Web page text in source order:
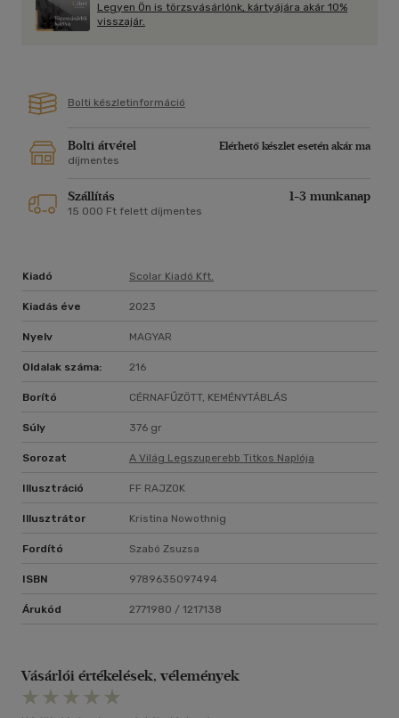
Legyen Ön is törzsvásárlónk, kártyájára akár 10%
visszajár.
Bolti készletinformáció
Bolti átvétel
Elérhető készlet esetén akár ma
díjmentes
Szállítás 1-3 munkanap
15 000 Ft felett díjmentes
Kiadó Scolar Kiadó Kft.
Kiadás éve 2023
Nyelv MAGYAR
Oldalak száma: 216
Borító CÉRNAFŰZÖTT, KEMÉNYTÁBLÁS
Súly 376 gr
Sorozat A Világ Legszuperebb Titkos Naplója
Illusztráció FF RAJZOK
Illusztrátor Kristina Nowothnig
Fordító Szabó Zsuzsa
ISBN 9789635097494
Árukód 2771980 / 1217138
Vásárlói értékelések, vélemények